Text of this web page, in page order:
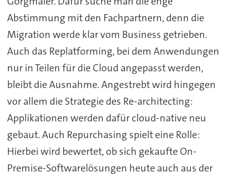
Abstimmung mit den Fachpartnern, denn die
Migration werde klar vom Business getrieben.
Auch das Replatforming, bei dem Anwendungen
nur in Teilen für die Cloud angepasst werden,
bleibt die Ausnahme. Angestrebt wird hingegen
vor allem die Strategie des Re-architecting:
Applikationen werden dafür cloud-native neu
gebaut. Auch Repurchasing spielt eine Rolle:
Hierbei wird bewertet, ob sich gekaufte On-
Premise-Softwarelösungen heute auch aus der